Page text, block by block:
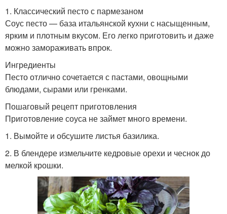
1. Классический песто с пармезаном
Соус песто — база итальянской кухни с насыщенным,
ярким и плотным вкусом. Его легко приготовить и даже
можно замораживать впрок.
Ингредиенты
Песто отлично сочетается с пастами, овощными
блюдами, сырами или гренками.
Пошаговый рецепт приготовления
Приготовление соуса не займет много времени.
1. Вымойте и обсушите листья базилика.
2. В блендере измельчите кедровые орехи и чеснок до
мелкой крошки.